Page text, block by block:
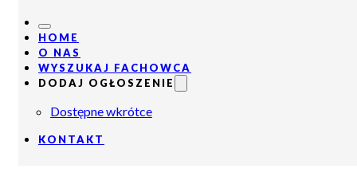
HOME
O NAS
WYSZUKAJ FACHOWCA
DODAJ OGŁOSZENIE
Dostępne wkrótce
KONTAKT